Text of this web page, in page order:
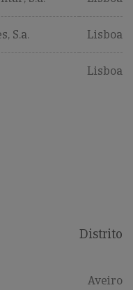
S.a. Lisboa
Lisboa
Distrito
Aveiro